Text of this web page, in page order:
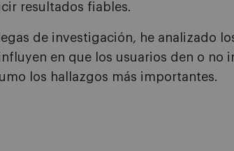
resultados fiables.
de investigación, he analizado
en que los usuarios den o no
los hallazgos más importantes.